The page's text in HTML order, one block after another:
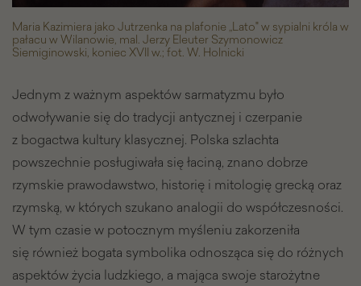
Maria Kazimiera jako Jutrzenka na plafonie „Lato" w sypialni króla w
pałacu w Wilanowie, mal. Jerzy Eleuter Szymonowicz
Siemiginowski, koniec XVII w.; fot. W. Holnicki
Jednym z ważnym aspektów sarmatyzmu było
odwoływanie się do tradycji antycznej i czerpanie
z bogactwa kultury klasycznej. Polska szlachta
powszechnie posługiwała się łaciną, znano dobrze
rzymskie prawodawstwo, historię i mitologię grecką oraz
rzymską, w których szukano analogii do współczesności.
W tym czasie w potocznym myśleniu zakorzeniła
się również bogata symbolika odnosząca się do różnych
aspektów życia ludzkiego, a mająca swoje starożytne